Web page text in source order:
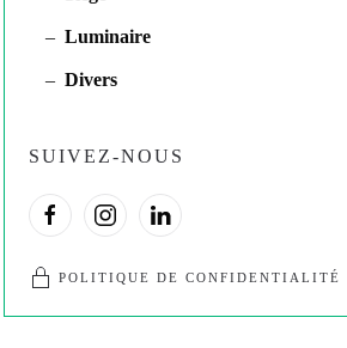
Luminaire
Divers
SUIVEZ-NOUS
POLITIQUE DE CONFIDENTIALITÉ